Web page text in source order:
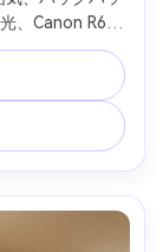
、Canon R6
な前景、葉の
リズム --ar 4:5